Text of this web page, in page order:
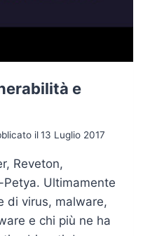
e
il13 Luglio 2017
Reveton,
Petya. Ultimamente
di virus, malware,
e chi più ne ha